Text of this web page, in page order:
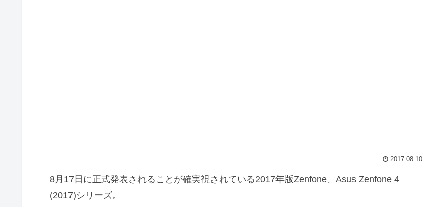
2017.08.10
8月17日に正式発表されることが確実視されている2017年版Zenfone、Asus Zenfone 4
(2017)シリーズ。